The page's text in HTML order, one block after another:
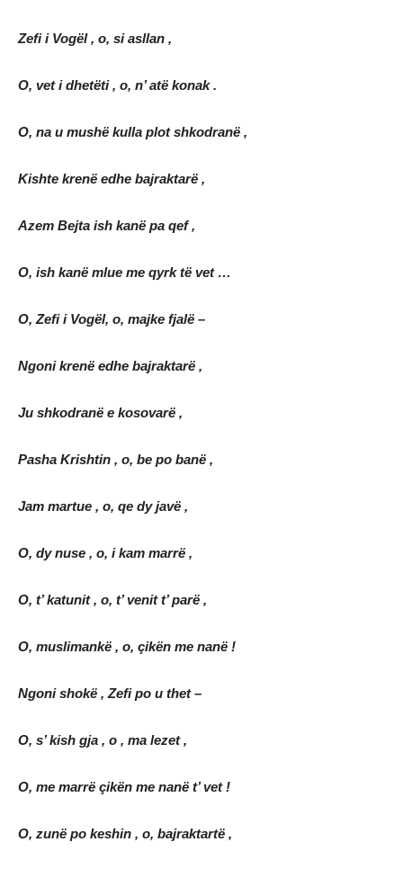
Zefi i Vogël , o, si asllan ,
O, vet i dhetëti , o, n’ atë konak .
O, na u mushë kulla plot shkodranë ,
Kishte krenë edhe bajraktarë ,
Azem Bejta ish kanë pa qef ,
O, ish kanë mlue me qyrk të vet …
O, Zefi i Vogël, o, majke fjalë –
Ngoni krenë edhe bajraktarë ,
Ju shkodranë e kosovarë ,
Pasha Krishtin , o, be po banë ,
Jam martue , o, qe dy javë ,
O, dy nuse , o, i kam marrë ,
O, t’ katunit , o, t’ venit t’ parë ,
O, muslimankë , o, çikën me nanë !
Ngoni shokë , Zefi po u thet –
O, s’ kish gja , o , ma lezet ,
O, me marrë çikën me nanë t’ vet !
O, zunë po keshin , o, bajraktartë ,